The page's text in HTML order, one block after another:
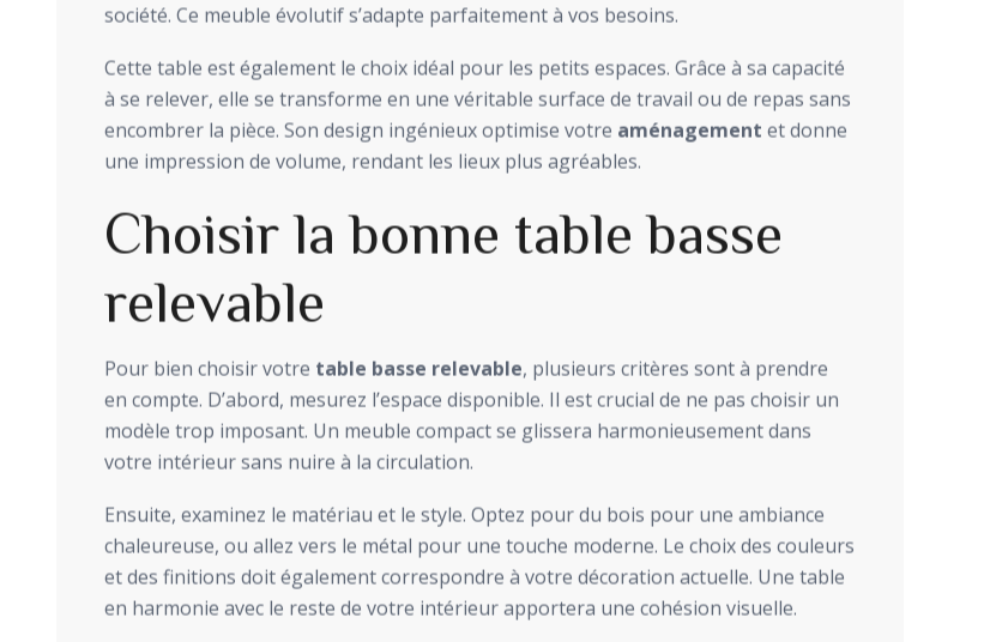
société. Ce meuble évolutif s’adapte parfaitement à vos besoins.
Cette table est également le choix idéal pour les petits espaces. Grâce à sa capacité
à se relever, elle se transforme en une véritable surface de travail ou de repas sans
encombrer la pièce. Son design ingénieux optimise votre aménagement et donne
une impression de volume, rendant les lieux plus agréables.
Choisir la bonne table basse
relevable
Pour bien choisir votre table basse relevable, plusieurs critères sont à prendre
en compte. D’abord, mesurez l’espace disponible. Il est crucial de ne pas choisir un
modèle trop imposant. Un meuble compact se glissera harmonieusement dans
votre intérieur sans nuire à la circulation.
Ensuite, examinez le matériau et le style. Optez pour du bois pour une ambiance
chaleureuse, ou allez vers le métal pour une touche moderne. Le choix des couleurs
et des finitions doit également correspondre à votre décoration actuelle. Une table
en harmonie avec le reste de votre intérieur apportera une cohésion visuelle.